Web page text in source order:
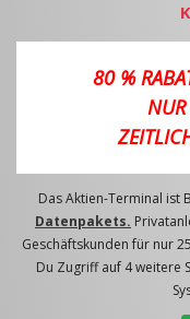
80 %
Das Aktien-Terminal ist
Datenpakets.
Geschäftskunden für nur
Du Zugriff auf 4 weitere